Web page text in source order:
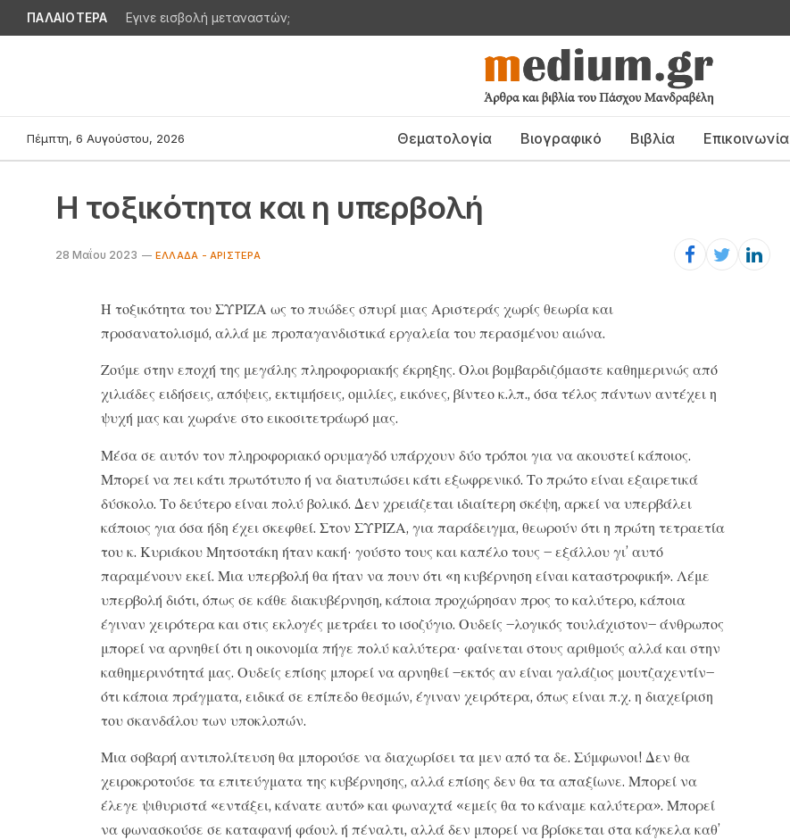
ΠΑΛΑΙΟΤΕΡΑ Εγινε εισβολή μεταναστών;
Πέμπτη, 6 Αυγούστου, 2026 Θεματολογία Βιογραφικό Βιβλία Επικοινωνία
Η τοξικότητα και η υπερβολή
28 Μαΐου 2023 ΕΛΛΆΔΑ - ΑΡΙΣΤΕΡΆ
Η τοξικότητα του ΣΥΡΙΖΑ ως το πυώδες σπυρί μιας Αριστεράς χωρίς θεωρία και
προσανατολισμό, αλλά με προπαγανδιστικά εργαλεία του περασμένου αιώνα.
Ζούμε στην εποχή της μεγάλης πληροφοριακής έκρηξης. Ολοι βομβαρδιζόμαστε καθημερινώς από
χιλιάδες ειδήσεις, απόψεις, εκτιμήσεις, ομιλίες, εικόνες, βίντεο κ.λπ., όσα τέλος πάντων αντέχει η
ψυχή μας και χωράνε στο εικοσιτετράωρό μας.
Μέσα σε αυτόν τον πληροφοριακό ορυμαγδό υπάρχουν δύο τρόποι για να ακουστεί κάποιος.
Μπορεί να πει κάτι πρωτότυπο ή να διατυπώσει κάτι εξωφρενικό. Το πρώτο είναι εξαιρετικά
δύσκολο. Το δεύτερο είναι πολύ βολικό. Δεν χρειάζεται ιδιαίτερη σκέψη, αρκεί να υπερβάλει
κάποιος για όσα ήδη έχει σκεφθεί. Στον ΣΥΡΙΖΑ, για παράδειγμα, θεωρούν ότι η πρώτη τετραετία
του κ. Κυριάκου Μητσοτάκη ήταν κακή· γούστο τους και καπέλο τους – εξάλλου γι’ αυτό
παραμένουν εκεί. Μια υπερβολή θα ήταν να πουν ότι «η κυβέρνηση είναι καταστροφική». Λέμε
υπερβολή διότι, όπως σε κάθε διακυβέρνηση, κάποια προχώρησαν προς το καλύτερο, κάποια
έγιναν χειρότερα και στις εκλογές μετράει το ισοζύγιο. Ουδείς –λογικός τουλάχιστον– άνθρωπος
μπορεί να αρνηθεί ότι η οικονομία πήγε πολύ καλύτερα· φαίνεται στους αριθμούς αλλά και στην
καθημερινότητά μας. Ουδείς επίσης μπορεί να αρνηθεί –εκτός αν είναι γαλάζιος μουτζαχεντίν–
ότι κάποια πράγματα, ειδικά σε επίπεδο θεσμών, έγιναν χειρότερα, όπως είναι π.χ. η διαχείριση
του σκανδάλου των υποκλοπών.
Μια σοβαρή αντιπολίτευση θα μπορούσε να διαχωρίσει τα μεν από τα δε. Σύμφωνοι! Δεν θα
χειροκροτούσε τα επιτεύγματα της κυβέρνησης, αλλά επίσης δεν θα τα απαξίωνε. Μπορεί να
έλεγε ψιθυριστά «εντάξει, κάνατε αυτό» και φωναχτά «εμείς θα το κάναμε καλύτερα». Μπορεί
να φωνασκούσε σε καταφανή φάουλ ή πέναλτι, αλλά δεν μπορεί να βρίσκεται στα κάγκελα καθ’